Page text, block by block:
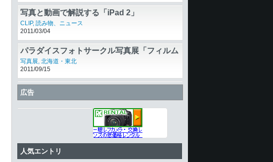
写真と動画で解説する「iPad 2」
CLIP, 読み物、ニュース
2011/03/04
パラダイスフォトサークル写真展「フィルム
カメラで残す想いパートII」
写真展, 北海道・東北
2011/09/15
ニコンD7100 DXフォーマットの可能性を
広げる最新上位モデル
CLIP,レビュー、撮影テクニックなど
2013/03/21
広告
人気エントリ